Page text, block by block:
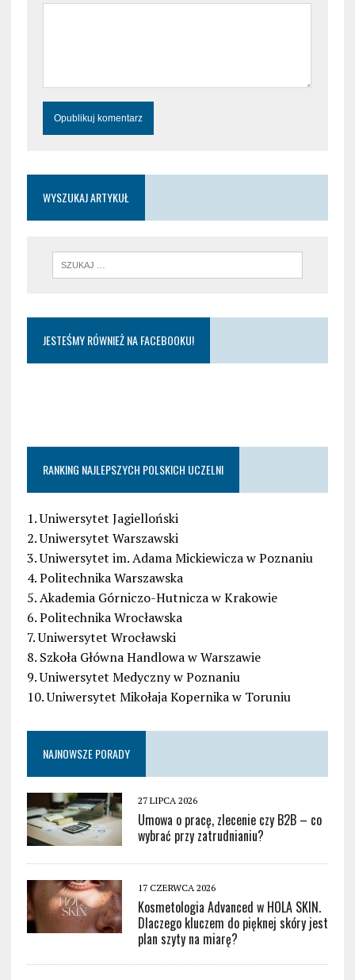
WYSZUKAJ ARTYKUŁ
JESTEŚMY RÓWNIEŻ NA FACEBOOKU!
RANKING NAJLEPSZYCH POLSKICH UCZELNI
1. Uniwersytet Jagielloński
2. Uniwersytet Warszawski
3. Uniwersytet im. Adama Mickiewicza w Poznaniu
4. Politechnika Warszawska
5. Akademia Górniczo-Hutnicza w Krakowie
6. Politechnika Wrocławska
7. Uniwersytet Wrocławski
8. Szkoła Główna Handlowa w Warszawie
9. Uniwersytet Medyczny w Poznaniu
10. Uniwersytet Mikołaja Kopernika w Toruniu
NAJNOWSZE PORADY
27 LIPCA 2026
Umowa o pracę, zlecenie czy B2B – co
wybrać przy zatrudnianiu?
17 CZERWCA 2026
Kosmetologia Advanced w HOLA SKIN.
Dlaczego kluczem do pięknej skóry jest
plan szyty na miarę?